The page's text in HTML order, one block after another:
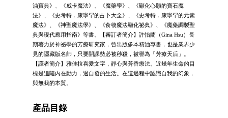
油寶典》、《威卡魔法》、《魔藥學》、《顯化心願的寶石魔
法》、《史考特．康寧罕的占卜大全》、《史考特．康寧罕的元素
魔法》、《神聖魔法學》、《食物魔法顯化祕典》、《魔藥調製聖
典與現代應用指南》等書。【審訂者簡介】許怡蘭（Gina Hsu）長
期著力於神祕學的芳療研究家，曾出版多本精油專書，也是業界少
見的隱藏版名師，只要開課勢必被秒殺，被譽為「芳療天后」。
【譯者簡介】雅佳拉喜愛文字，靜心與芳香療法。近幾年生命的目
標是追隨內在動力，過自發的生活。在這過程中認識自我的幻象，
與無我的本質。
產品目錄